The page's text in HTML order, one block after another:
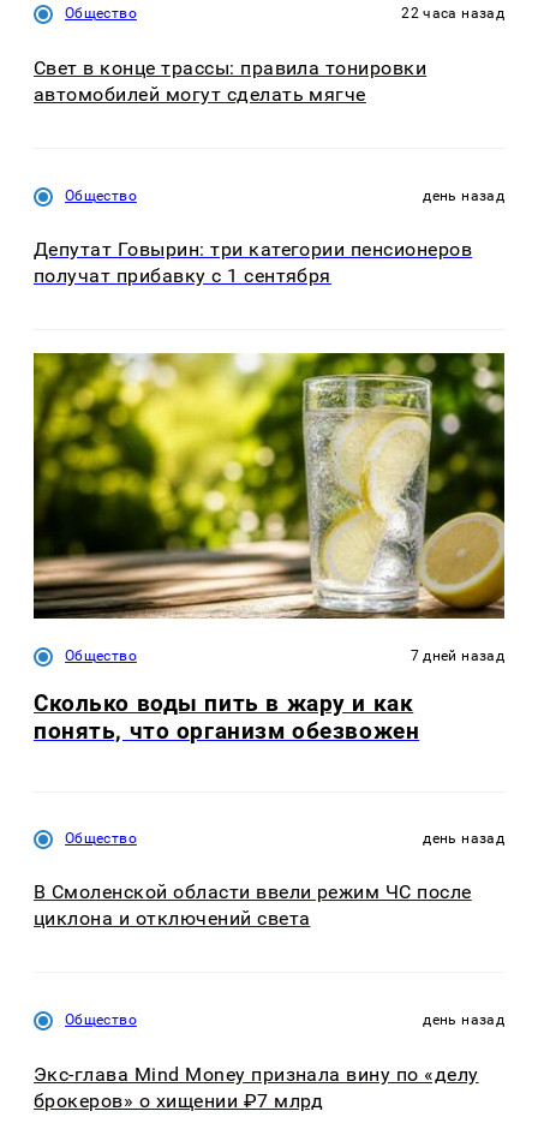
Общество 22 часа назад
Свет в конце трассы: правила тонировки
автомобилей могут сделать мягче
Общество день назад
Депутат Говырин: три категории пенсионеров
получат прибавку с 1 сентября
Общество 7 дней назад
Сколько воды пить в жару и как
понять, что организм обезвожен
Общество день назад
В Смоленской области ввели режим ЧС после
циклона и отключений света
Общество день назад
Экс-глава Mind Money признала вину по «делу
брокеров» о хищении ₽7 млрд